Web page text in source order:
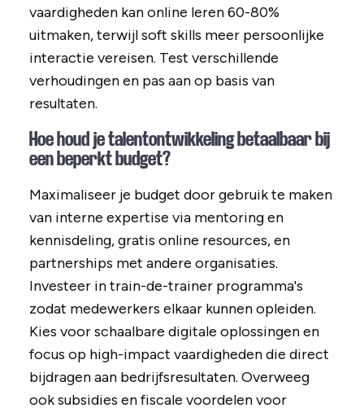
vaardigheden kan online leren 60-80%
uitmaken, terwijl soft skills meer persoonlijke
interactie vereisen. Test verschillende
verhoudingen en pas aan op basis van
resultaten.
Hoe houd je talentontwikkeling betaalbaar bij
een beperkt budget?
Maximaliseer je budget door gebruik te maken
van interne expertise via mentoring en
kennisdeling, gratis online resources, en
partnerships met andere organisaties.
Investeer in train-de-trainer programma's
zodat medewerkers elkaar kunnen opleiden.
Kies voor schaalbare digitale oplossingen en
focus op high-impact vaardigheden die direct
bijdragen aan bedrijfsresultaten. Overweeg
ook subsidies en fiscale voordelen voor